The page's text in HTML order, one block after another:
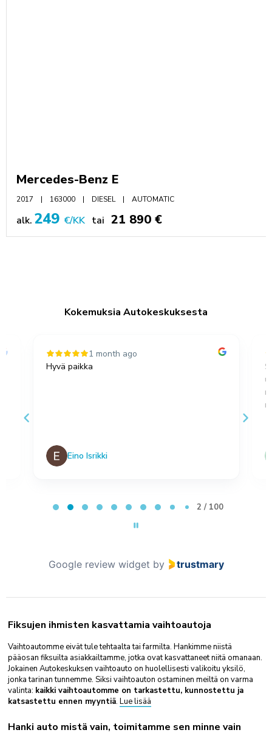
Mercedes-Benz E
2017 163000 DIESEL AUTOMATIC
alk. 249 €/KK tai 21 890 €
Kokemuksia Autokeskuksesta
1 month ago
Hyvä paikka
Eino Isrikki
2 / 100
Google review widget by trustmary
Fiksujen ihmisten kasvattamia vaihtoautoja
Vaihtoautomme eivät tule tehtaalta tai farmilta. Hankimme niistä
pääosan fiksuilta asiakkailtamme, jotka ovat kasvattaneet niitä omanaan.
Jokainen Autokeskuksen vaihtoauto on huolellisesti valikoitu yksilö,
jonka tarinan tunnemme. Siksi vaihtoauton ostaminen meiltä on varma
valinta: kaikki vaihtoautomme on tarkastettu, kunnostettu ja
katsastettu ennen myyntiä. Lue lisää
Hanki auto mistä vain, toimitamme sen minne vain